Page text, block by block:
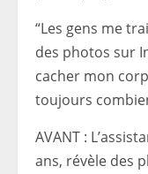
“Les gens me
des photos sur
cacher mon
toujours
AVANT :
ans, révèle des